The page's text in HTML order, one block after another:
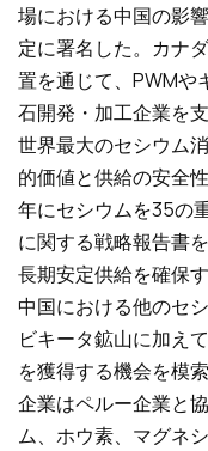
場における中国の影
定に署名した。カナ
置を通じて、PWMや
石開発・加工企業を
世界最大のセシウム
的価値と供給の安全
年にセシウムを35の
に関する戦略報告書
長期安定供給を確保
中国における他のセ
ビキータ鉱山に加え
を獲得する機会を模
企業はペルー企業と
ム、ホウ素、マグネ